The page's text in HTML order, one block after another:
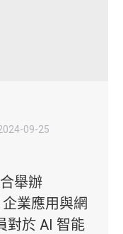
09-25
舉辦
業應用與網
對於 AI 智能